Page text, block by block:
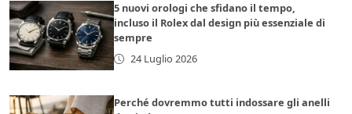
5 nuovi orologi che sfidano il tempo,
incluso il Rolex dal design più essenziale di
sempre
24 Luglio 2026
Perché dovremmo tutti indossare gli anelli